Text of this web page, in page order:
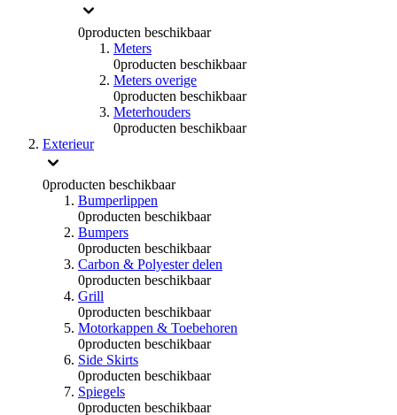
0producten beschikbaar
Meters
0producten beschikbaar
Meters overige
0producten beschikbaar
Meterhouders
0producten beschikbaar
Exterieur
0producten beschikbaar
Bumperlippen
0producten beschikbaar
Bumpers
0producten beschikbaar
Carbon & Polyester delen
0producten beschikbaar
Grill
0producten beschikbaar
Motorkappen & Toebehoren
0producten beschikbaar
Side Skirts
0producten beschikbaar
Spiegels
0producten beschikbaar